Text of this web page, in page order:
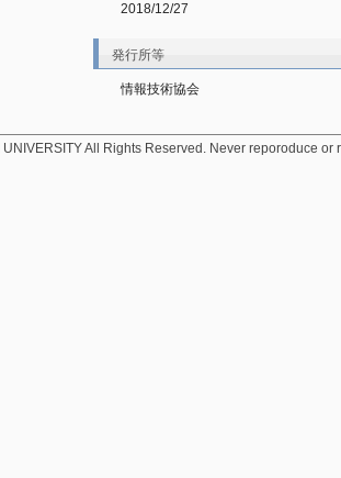
2018/12/27
発行所等
情報技術協会